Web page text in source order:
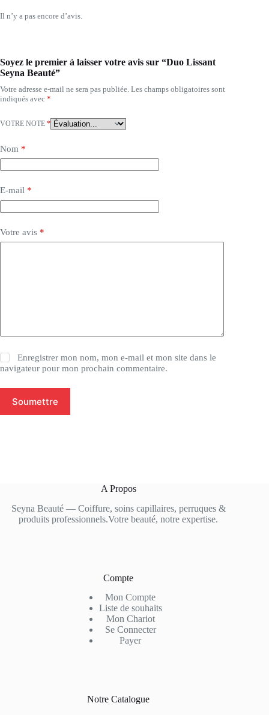
Il n’y a pas encore d’avis.
Soyez le premier à laisser votre avis sur “Duo Lissant
Seyna Beauté”
Votre adresse e-mail ne sera pas publiée. Les champs obligatoires sont
indiqués avec *
VOTRE NOTE *
Nom *
E-mail *
Votre avis *
Enregistrer mon nom, mon e-mail et mon site dans le
navigateur pour mon prochain commentaire.
Soumettre
A Propos
Seyna Beauté — Coiffure, soins capillaires, perruques &
produits professionnels.Votre beauté, notre expertise.
Compte
Mon Compte
Liste de souhaits
Mon Chariot
Se Connecter
Payer
Notre Catalogue